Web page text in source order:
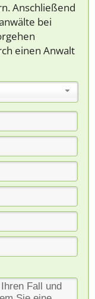
Anschließend
bei
einen Anwalt